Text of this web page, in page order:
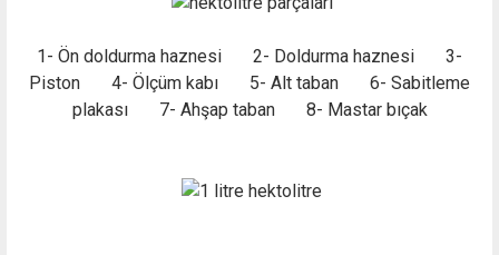
1- Ön doldurma haznesi 2- Doldurma haznesi 3-
Piston 4- Ölçüm kabı 5- Alt taban 6- Sabitleme
plakası 7- Ahşap taban 8- Mastar bıçak